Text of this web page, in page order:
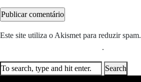
Este site utiliza o Akismet para reduzir spam.
.
Search